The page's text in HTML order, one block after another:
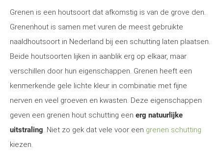
Grenen is een houtsoort dat afkomstig is van de grove den.
Grenenhout is samen met vuren de meest gebruikte
naaldhoutsoort in Nederland bij een schutting laten plaatsen.
Beide houtsoorten lijken in aanblik erg op elkaar, maar
verschillen door hun eigenschappen. Grenen heeft een
kenmerkende gele lichte kleur in combinatie met fijne
nerven en veel groeven en kwasten. Deze eigenschappen
geven een grenen hout schutting een erg natuurlijke
uitstraling. Niet zo gek dat vele voor een grenen schutting
kiezen.